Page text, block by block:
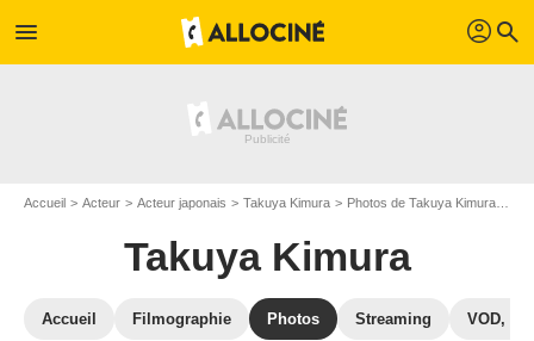
menu profil search
Accueil Acteur Acteur japonais Takuya Kimura Photos de Takuya Kimura
Takuya Kimura
Accueil Filmographie Photos Streaming VOD,